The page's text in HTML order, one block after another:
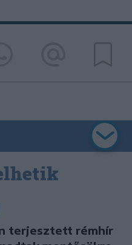
terjesztett rémhír